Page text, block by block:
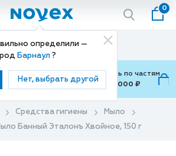
определили —
Барнаул ?
Нет, выбрать другой
0
Способ доставки
Доставка
с Подели
Можно оплатить по частям
от 700 ₽ до 15,000 ₽
Средства гигиены
Мыло
Банный Эталонъ Хвойное, 150 г